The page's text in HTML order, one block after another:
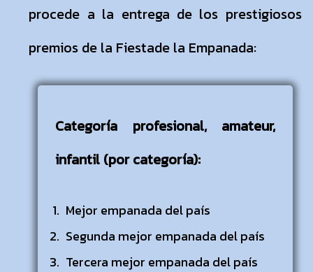
procede a la entrega de los prestigiosos
premios de la Fiestade la Empanada:
Categoría profesional, amateur,
infantil (por categoría):
Mejor empanada del país
Segunda mejor empanada del país
Tercera mejor empanada del país